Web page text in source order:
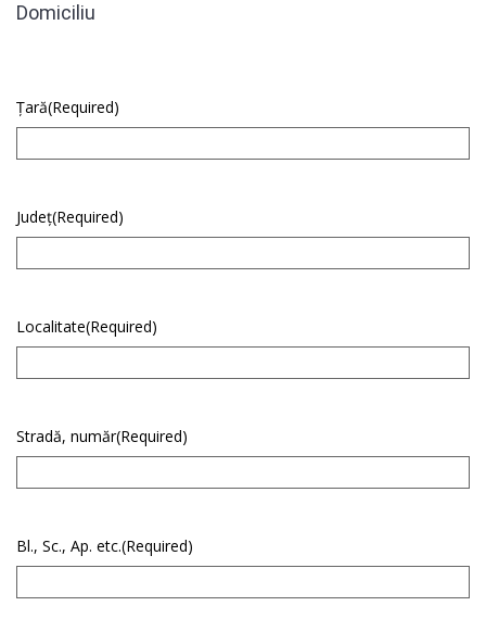
Domiciliu
Țară(Required)
Județ(Required)
Localitate(Required)
Stradă, număr(Required)
Bl., Sc., Ap. etc.(Required)